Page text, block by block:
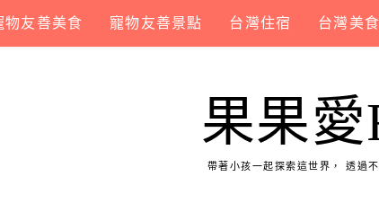
物友善美食 寵物友善景點 台灣住宿 台灣美食
果果
帶著小孩一起探索這世界， 透過